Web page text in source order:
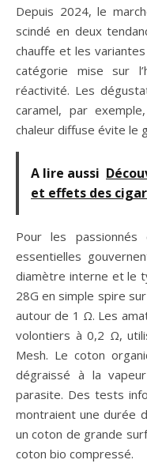
Depuis 2024, le
scindé en deux
chauffe et les
catégorie mise sur
réactivité. Les
caramel, par
chaleur diffuse évite le
A lire aussi
et effets des
Pour les
essentielles
diamètre interne et le
28G en simple spire
autour de 1 Ω. Les
volontiers à 0,2 Ω,
Mesh. Le coton
dégraissé à la
parasite. Des tests
montraient une durée
un coton de grande
coton bio compressé.